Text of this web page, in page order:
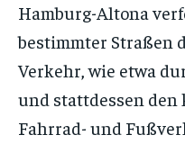
Hamburg-Altona
bestimmter Straßen
Verkehr, wie etwa
und stattdessen
Fahrrad- und